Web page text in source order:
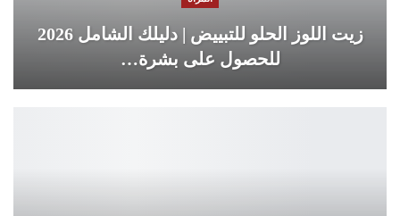
زيت اللوز الحلو للتبييض | دليلك الشامل 2026
للحصول على بشرة…